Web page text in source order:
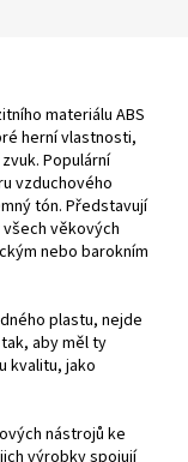
materiálu ABS
herní vlastnosti,
Populární
vzduchového
tón. Představují
věkových
nebo barokním
plastu, nejde
aby měl ty
kvalitu, jako
nástrojů ke